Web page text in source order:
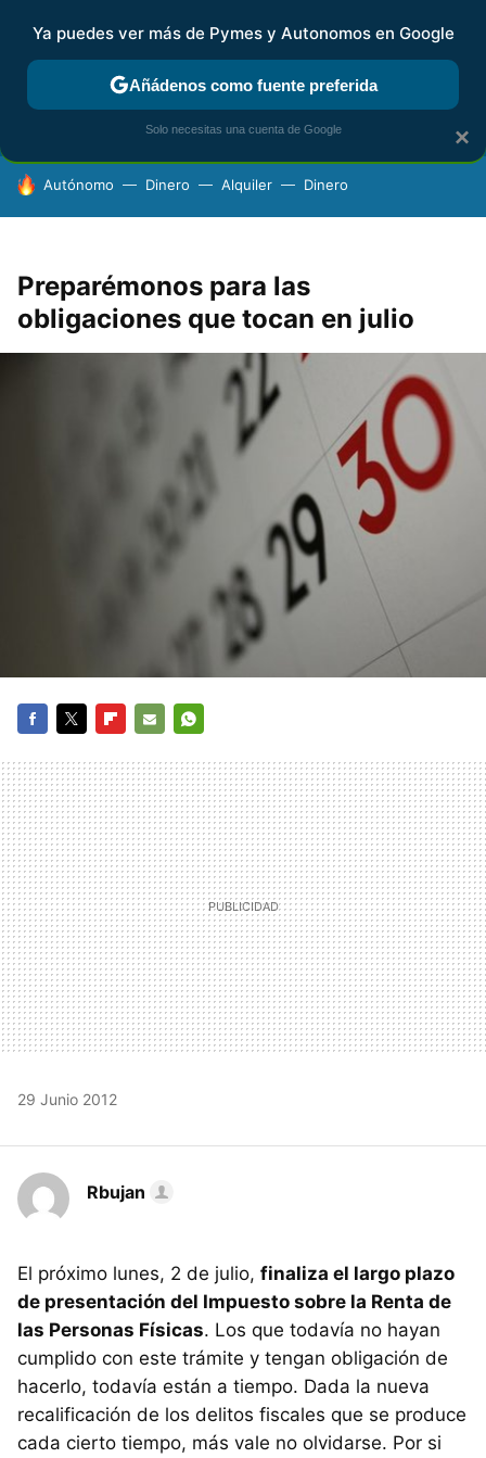
FISCALIDAD Y CONTABILIDAD KIT DIGITAL RENTA
HOY SE HABLA DE
Autónomo Dinero Alquiler Dinero
Preparémonos para las
obligaciones que tocan en julio
MAIL
29 Junio 2012
Rbujan
El próximo lunes, 2 de julio, finaliza el largo plazo
de presentación del Impuesto sobre la Renta de
las Personas Físicas. Los que todavía no hayan
cumplido con este trámite y tengan obligación de
hacerlo, todavía están a tiempo. Dada la nueva
recalificación de los delitos fiscales que se produce
cada cierto tiempo, más vale no olvidarse. Por si
×
Ya puedes ver más de Pymes y Autonomos en Google
Añádenos como fuente preferida
Solo necesitas una cuenta de Google